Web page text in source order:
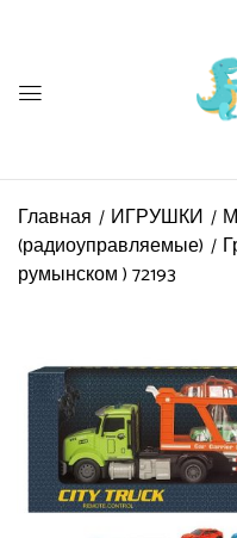
Главная ИГРУШКИ
(радиоуправляемые)
румынском ) 72193